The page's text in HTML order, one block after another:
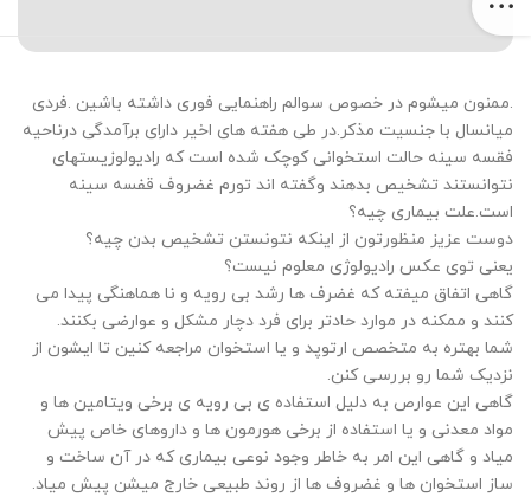
.ممنون میشوم در خصوص سوالم راهنمایی فوری داشته باشین .فردی
میانسال با جنسیت مذکر.در طی هفته های اخیر دارای برآمدگی درناحیه
فقسه سینه حالت استخوانی کوچک شده است که رادیولوزیستهای
نتوانستند تشخیص بدهند وگفته اند تورم غضروف قفسه سینه
است.علت بیماری چیه؟
دوست عزیز منظورتون از اینکه نتونستن تشخیص بدن چیه؟
یعنی توی عکس رادیولوژی معلوم نیست؟
گاهی اتفاق میفته که غضرف ها رشد بی رویه و نا هماهنگی پیدا می
کنند و ممکنه در موارد حادتر برای فرد دچار مشکل و عوارضی بکنند.
شما بهتره به متخصص ارتوپد و یا استخوان مراجعه کنین تا ایشون از
نزدیک شما رو بررسی کنن.
گاهی این عوارص به دلیل استفاده ی بی رویه ی برخی ویتامین ها و
مواد معدنی و یا استفاده از برخی هورمون ها و داروهای خاص پیش
میاد و گاهی این امر به خاطر وجود نوعی بیماری که در آن ساخت و
ساز استخوان ها و غضروف ها از روند طبیعی خارج میشن پیش میاد.